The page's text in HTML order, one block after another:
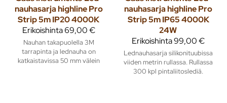
nauhasarja highline Pro
Strip 5m IP20 4000K
Erikoishinta69,00 €
Nauhan takapuolella 3M
tarrapinta ja lednauha on
katkaistavissa 50 mm välein
nauhasarja highline Pro
Strip 5m IP65 4000K
24W
Erikoishinta99,00 €
Lednauhasarja silikonituubissa
viiden metrin rullassa. Rullassa
300 kpl pintaliitoslediä.